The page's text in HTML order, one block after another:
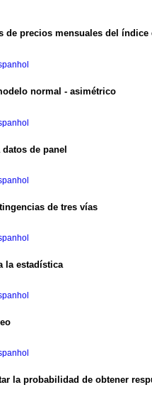
de precios mensuales del índice
normal - asimétrico
datos de panel
de tres vías
la estadística
la probabilidad de obtener